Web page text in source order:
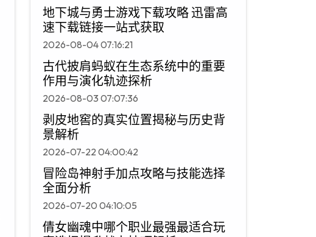
地下城与勇士游戏下载攻略 迅雷高
速下载链接一站式获取
2026-08-04 07:16:21
古代披肩蚂蚁在生态系统中的重要
作用与演化轨迹探析
2026-08-03 07:07:36
剥皮地窖的真实位置揭秘与历史背
景解析
2026-07-22 04:00:42
冒险岛神射手加点攻略与技能选择
全面分析
2026-07-20 04:10:05
倩女幽魂中哪个职业最强最适合玩